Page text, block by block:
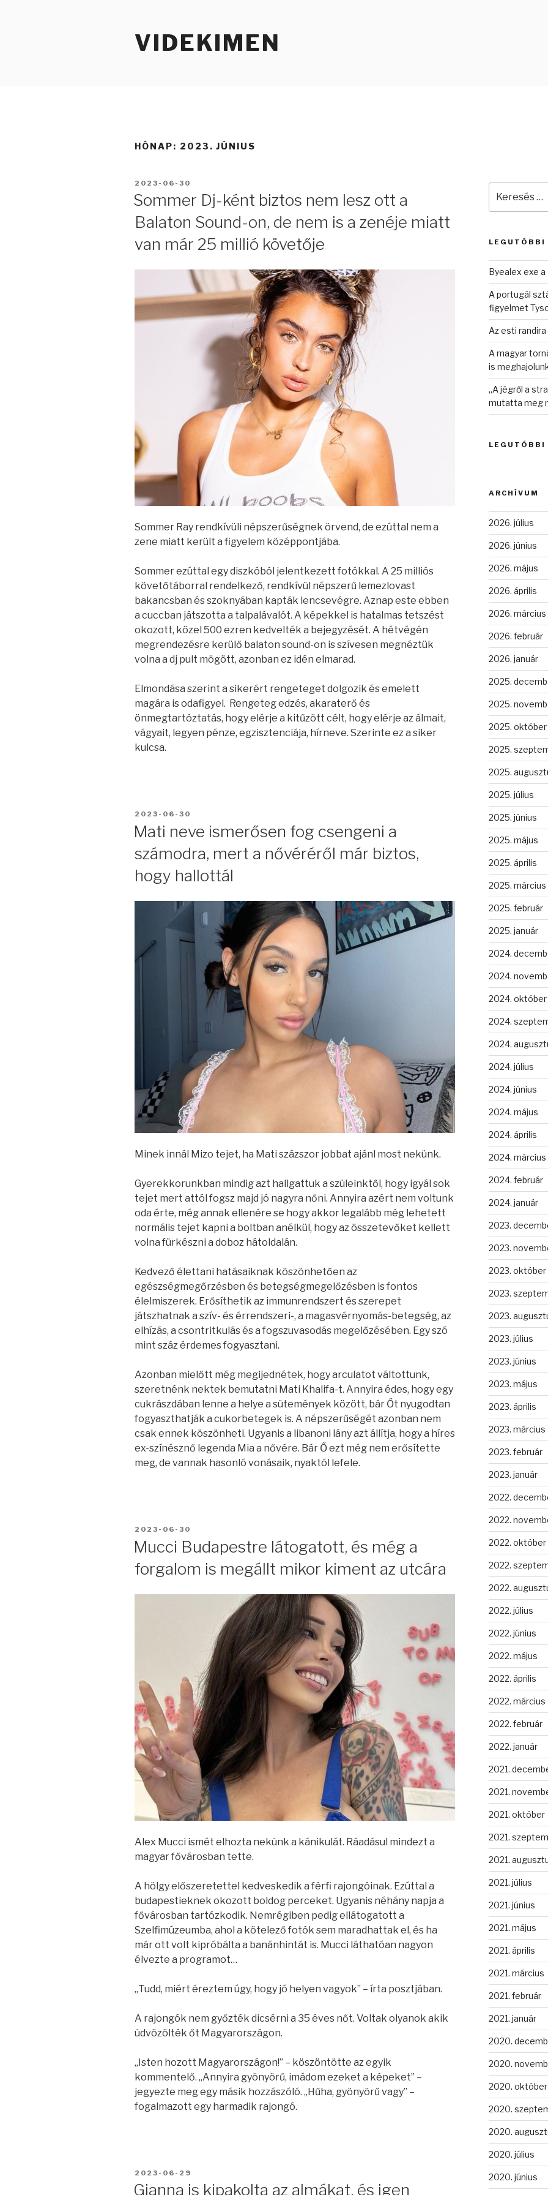
VIDEKIMEN
HÓNAP: 2023. JÚNIUS
BEKÜLDVE:
2023-06-30
Sommer Dj-ként biztos nem lesz ott a
Balaton Sound-on, de nem is a zenéje miatt
van már 25 millió követője
Sommer Ray rendkívüli népszerűségnek örvend, de ezúttal nem a
zene miatt került a figyelem középpontjába.
Sommer ezúttal egy diszkóból jelentkezett fotókkal. A 25 milliós
követőtáborral rendelkező, rendkívül népszerű lemezlovast
bakancsban és szoknyában kapták lencsevégre. Aznap este ebben
a cuccban játszotta a talpalávalót. A képekkel is hatalmas tetszést
okozott, közel 500 ezren kedvelték a bejegyzését. A hétvégén
megrendezésre kerülő balaton sound-on is szívesen megnéztük
volna a dj pult mögött, azonban ez idén elmarad.
Elmondása szerint a sikerért rengeteget dolgozik és emelett
magára is odafigyel. Rengeteg edzés, akaraterő és
önmegtartóztatás, hogy elérje a kitűzött célt, hogy elérje az álmait,
vágyait, legyen pénze, egzisztenciája, hírneve. Szerinte ez a siker
kulcsa.
BEKÜLDVE:
2023-06-30
Mati neve ismerősen fog csengeni a
számodra, mert a nővéréről már biztos,
hogy hallottál
Minek innál Mizo tejet, ha Mati százszor jobbat ajánl most nekünk.
Gyerekkorunkban mindig azt hallgattuk a szüleinktől, hogy igyál sok
tejet mert attól fogsz majd jó nagyra nőni. Annyira azért nem voltunk
oda érte, még annak ellenére se hogy akkor legalább még lehetett
normális tejet kapni a boltban anélkül, hogy az összetevőket kellett
volna fürkészni a doboz hátoldalán.
Kedvező élettani hatásaiknak köszönhetően az
egészségmegőrzésben és betegségmegelőzésben is fontos
élelmiszerek. Erősíthetik az immunrendszert és szerepet
játszhatnak a szív- és érrendszeri-, a magasvérnyomás-betegség, az
elhízás, a csontritkulás és a fogszuvasodás megelőzésében. Egy szó
mint száz érdemes fogyasztani.
Azonban mielőtt még megijednétek, hogy arculatot váltottunk,
szeretnénk nektek bemutatni Mati Khalifa-t. Annyira édes, hogy egy
cukrászdában lenne a helye a sütemények között, bár Őt nyugodtan
fogyaszthatják a cukorbetegek is. A népszerűségét azonban nem
csak ennek köszönheti. Ugyanis a libanoni lány azt állítja, hogy a híres
ex-színésznő legenda Mia a nővére. Bár Ő ezt még nem erősítette
meg, de vannak hasonló vonásaik, nyaktól lefele.
BEKÜLDVE:
2023-06-30
Mucci Budapestre látogatott, és még a
forgalom is megállt mikor kiment az utcára
Alex Mucci ismét elhozta nekünk a kánikulát. Ráadásul mindezt a
magyar fővárosban tette.
A hölgy előszeretettel kedveskedik a férfi rajongóinak. Ezúttal a
budapestieknek okozott boldog perceket. Ugyanis néhány napja a
fővárosban tartózkodik. Nemrégiben pedig ellátogatott a
Szelfimúzeumba, ahol a kötelező fotók sem maradhattak el, és ha
már ott volt kipróbálta a banánhintát is. Mucci láthatóan nagyon
élvezte a programot…
„Tudd, miért éreztem úgy, hogy jó helyen vagyok” – írta posztjában.
A rajongók nem győzték dicsérni a 35 éves nőt. Voltak olyanok akik
üdvözölték őt Magyarországon.
„Isten hozott Magyarországon!” – köszöntötte az egyik
kommentelő. „Annyira gyönyörű, imádom ezeket a képeket” –
jegyezte meg egy másik hozzászóló. „Hűha, gyönyörű vagy” –
fogalmazott egy harmadik rajongó.
BEKÜLDVE:
2023-06-29
Gianna is kipakolta az almákat, és igen
következő
LEGUTÓBBI
Byealex exe
A portugál
figyelmet
Az esti
A magyar
is
„A jégről a
mutatta meg
LEGUTÓBBI
ARCHÍVUM
2026. július
2026. június
2026. május
2026. április
2026. március
2026. február
2026. január
2025.
2025.
2025. október
2025.
2025.
2025. július
2025. június
2025. május
2025. április
2025. március
2025. február
2025. január
2024.
2024.
2024. október
2024.
2024.
2024. július
2024. június
2024. május
2024. április
2024. március
2024. február
2024. január
2023.
2023.
2023. október
2023.
2023.
2023. július
2023. június
2023. május
2023. április
2023. március
2023. február
2023. január
2022.
2022.
2022. október
2022.
2022.
2022. július
2022. június
2022. május
2022. április
2022. március
2022. február
2022. január
2021.
2021.
2021. október
2021.
2021.
2021. július
2021. június
2021. május
2021. április
2021. március
2021. február
2021. január
2020.
2020.
2020. október
2020.
2020.
2020. július
2020. június